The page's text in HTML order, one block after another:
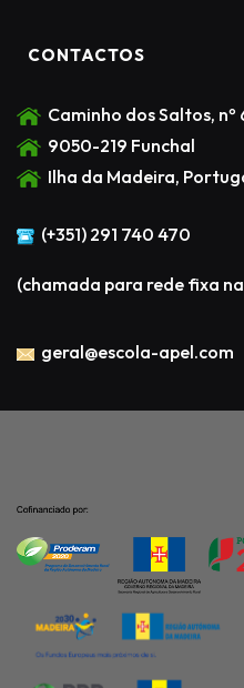
CONTACTOS
Caminho dos Saltos, nº
9050-219 Funchal
Ilha da Madeira,
(+351) 291 740 470
(chamada para rede fixa
geral@escola-apel.com